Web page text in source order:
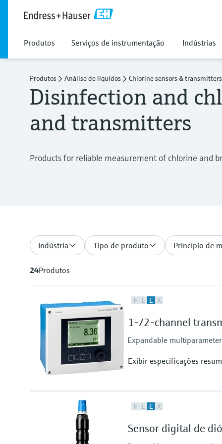
Produtos Serviços de instrumentação Indústrias
Produtos Análise de líquidos Chlorine sensors & transmitters
Disinfection and
and transmitters
Products for reliable measurement of chlorine and
Indústria Tipo de produto Princípio de
24Produtos
F L E X
1-/2-channel
Expandable
Exibir especificações
Input
Output / communication
2 to 4x 0/4 to 20 mA current
F L E X
Sensor digital de